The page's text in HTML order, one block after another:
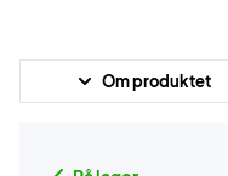
Om produktet